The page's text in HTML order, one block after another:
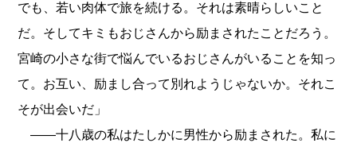
でも、若い肉体で旅を続ける。それは素晴らしいこと
だ。そしてキミもおじさんから励まされたことだろう。
宮崎の小さな街で悩んでいるおじさんがいることを知っ
て。お互い、励まし合って別れようじゃないか。それこ
そが出会いだ」
――十八歳の私はたしかに男性から励まされた。私に